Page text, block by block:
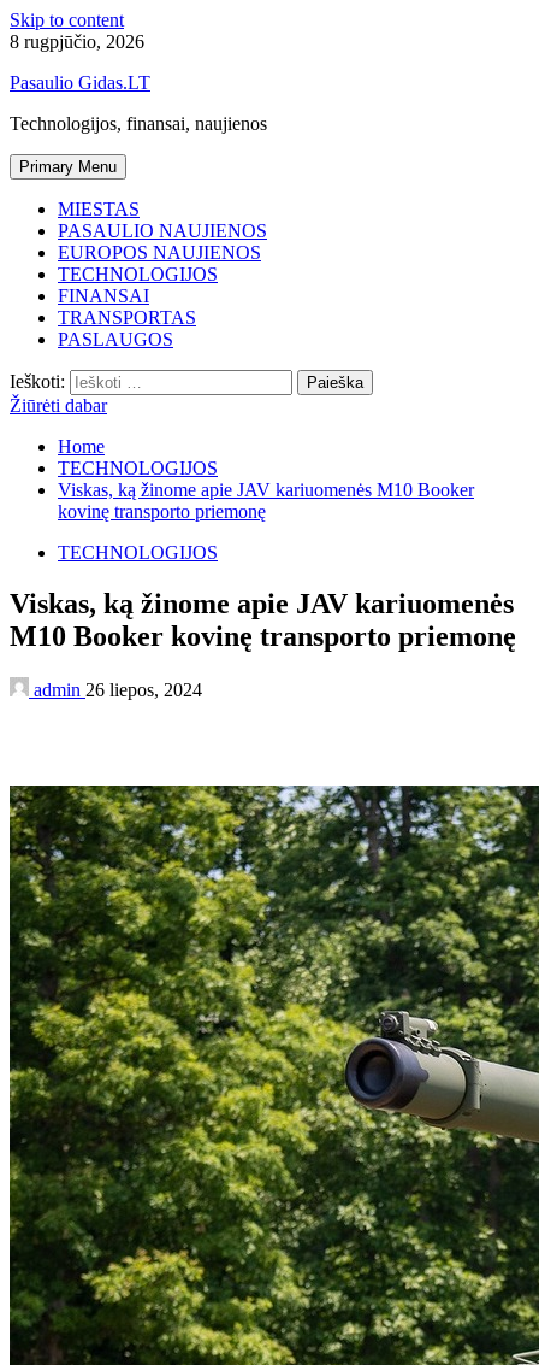
Skip to content
8 rugpjūčio, 2026
Pasaulio Gidas.LT
Technologijos, finansai, naujienos
Primary Menu
MIESTAS
PASAULIO NAUJIENOS
EUROPOS NAUJIENOS
TECHNOLOGIJOS
FINANSAI
TRANSPORTAS
PASLAUGOS
Ieškoti:
Žiūrėti dabar
Home
TECHNOLOGIJOS
Viskas, ką žinome apie JAV kariuomenės M10 Booker
kovinę transporto priemonę
TECHNOLOGIJOS
Viskas, ką žinome apie JAV kariuomenės
M10 Booker kovinę transporto priemonę
admin 26 liepos, 2024